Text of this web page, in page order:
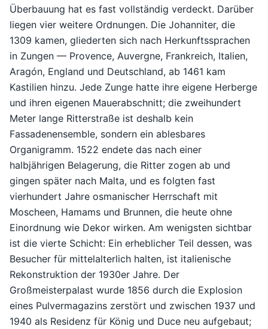
Überbauung hat es fast vollständig verdeckt. Darüber
liegen vier weitere Ordnungen. Die Johanniter, die
1309 kamen, gliederten sich nach Herkunftssprachen
in Zungen — Provence, Auvergne, Frankreich, Italien,
Aragón, England und Deutschland, ab 1461 kam
Kastilien hinzu. Jede Zunge hatte ihre eigene Herberge
und ihren eigenen Mauerabschnitt; die zweihundert
Meter lange Ritterstraße ist deshalb kein
Fassadenensemble, sondern ein ablesbares
Organigramm. 1522 endete das nach einer
halbjährigen Belagerung, die Ritter zogen ab und
gingen später nach Malta, und es folgten fast
vierhundert Jahre osmanischer Herrschaft mit
Moscheen, Hamams und Brunnen, die heute ohne
Einordnung wie Dekor wirken. Am wenigsten sichtbar
ist die vierte Schicht: Ein erheblicher Teil dessen, was
Besucher für mittelalterlich halten, ist italienische
Rekonstruktion der 1930er Jahre. Der
Großmeisterpalast wurde 1856 durch die Explosion
eines Pulvermagazins zerstört und zwischen 1937 und
1940 als Residenz für König und Duce neu aufgebaut;